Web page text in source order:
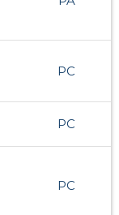
PC
PC
PC